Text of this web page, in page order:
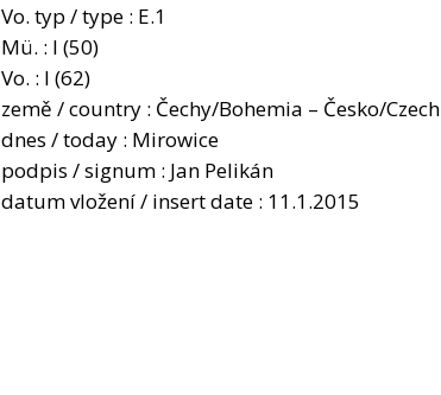
Vo. typ / type : E.1
Mü. : I (50)
Vo. : I (62)
země / country : Čechy/Bohemia – Česko/Czech
dnes / today : Mirowice
podpis / signum : Jan Pelikán
datum vložení / insert date : 11.1.2015